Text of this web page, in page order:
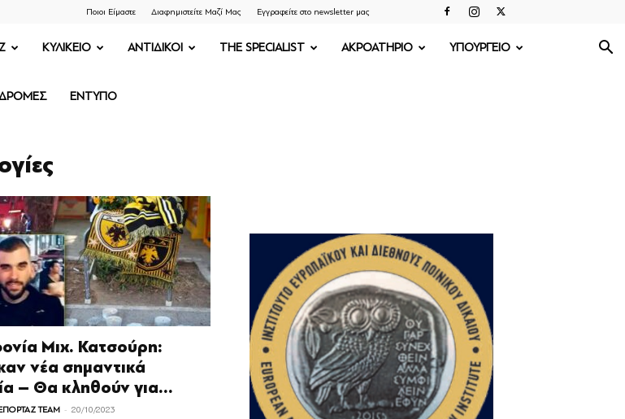
Ποιοι Είμαστε Διαφημιστείτε Μαζί Μας Εγγραφείτε στο newsletter μας
ΚΥΛΙΚΕΙΟ ΑΝΤΙΔΙΚΟΙ THE SPECIALIST ΑΚΡΟΑΤΗΡΙΟ ΥΠΟΥΡΓΕΙΟ
ΕΝΤΥΠΟ
Μιχ. Κατσούρη:
νέα σημαντικά
– Θα κληθούν για...
TEAM - 20/10/2023